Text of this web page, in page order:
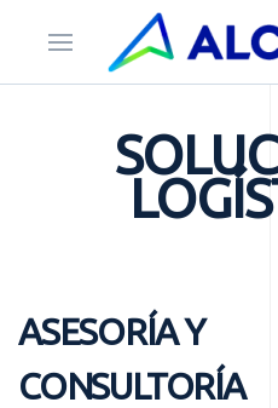
ASESORÍA Y
CONSULTORÍA